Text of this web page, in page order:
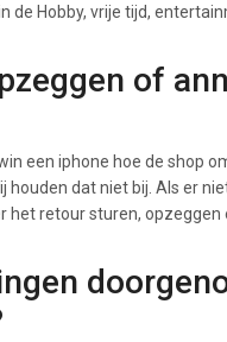
de Hobby, vrije tijd,
of
een iphone hoe de shop
houden dat niet bij. Als er
het retour sturen,